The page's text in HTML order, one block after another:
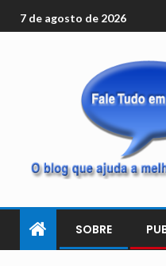
7 de agosto de 2026
SOBRE